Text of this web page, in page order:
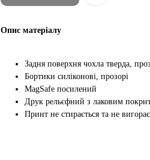
Опис матеріалу
Задня поверхня чохла тверда,
Бортики силіконові, прозорі
MagSafe посилений
Друк рельєфний з лаковим
Принт не стирається та не вигорає